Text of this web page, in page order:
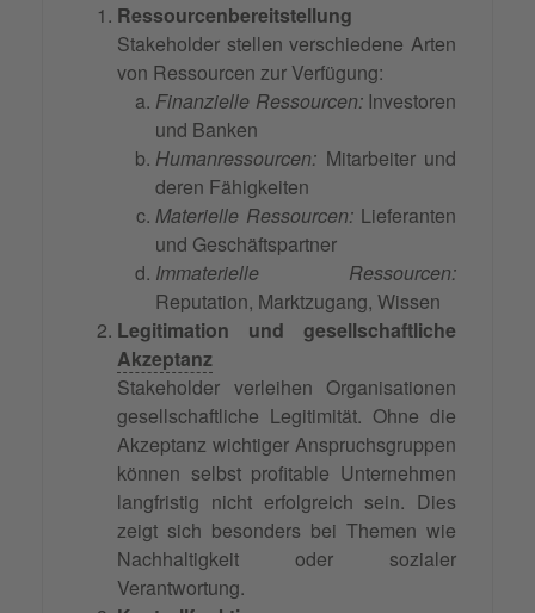
Ressourcenbereitstellung
Stakeholder stellen verschiedene Arten
von Ressourcen zur Verfügung:
Finanzielle Ressourcen: Investoren
und Banken
Humanressourcen: Mitarbeiter und
deren Fähigkeiten
Materielle Ressourcen: Lieferanten
und Geschäftspartner
Immaterielle Ressourcen:
Reputation, Marktzugang, Wissen
Legitimation und gesellschaftliche
Akzeptanz
Stakeholder verleihen Organisationen
gesellschaftliche Legitimität. Ohne die
Akzeptanz wichtiger Anspruchsgruppen
können selbst profitable Unternehmen
langfristig nicht erfolgreich sein. Dies
zeigt sich besonders bei Themen wie
Nachhaltigkeit oder sozialer
Verantwortung.